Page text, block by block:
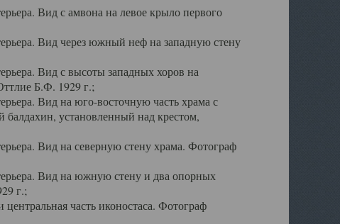
Вид с амвона на левое крыло первого
Вид через южный неф на западную стену
Вид с высоты западных хоров на
Б.Ф. 1929 г.;
Вид на юго-восточную часть храма с
установленный над крестом,
Вид на северную стену храма. Фотограф
Вид на южную стену и два опорных
г.;
часть иконостаса. Фотограф